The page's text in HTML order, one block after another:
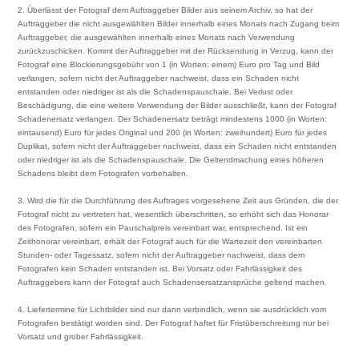
2. Überlässt der Fotograf dem Auftraggeber Bilder aus seinem Archiv, so hat der
Auftraggeber die nicht ausgewählten Bilder innerhalb eines Monats nach Zugang beim
Auftraggeber, die ausgewählten innerhalb eines Monats nach Verwendung
zurückzuschicken. Kommt der Auftraggeber mit der Rücksendung in Verzug, kann der
Fotograf eine Blockierungsgebühr von 1 (in Worten: einem) Euro pro Tag und Bild
verlangen, sofern nicht der Auftraggeber nachweist, dass ein Schaden nicht
entstanden oder niedriger ist als die Schadenspauschale. Bei Verlust oder
Beschädigung, die eine weitere Verwendung der Bilder ausschließt, kann der Fotograf
Schadenersatz verlangen. Der Schadenersatz beträgt mindestens 1000 (in Worten:
eintausend) Euro für jedes Original und 200 (in Worten: zweihundert) Euro für jedes
Duplikat, sofern nicht der Auftraggeber nachweist, dass ein Schaden nicht entstanden
oder niedriger ist als die Schadenspauschale. Die Geltendmachung eines höheren
Schadens bleibt dem Fotografen vorbehalten.
3. Wird die für die Durchführung des Auftrages vorgesehene Zeit aus Gründen, die der
Fotograf nicht zu vertreten hat, wesentlich überschritten, so erhöht sich das Honorar
des Fotografen, sofern ein Pauschalpreis vereinbart war, entsprechend. Ist ein
Zeithonorar vereinbart, erhält der Fotograf auch für die Wartezeit den vereinbarten
Stunden- oder Tagessatz, sofern nicht der Auftraggeber nachweist, dass dem
Fotografen kein Schaden entstanden ist. Bei Vorsatz oder Fahrlässigkeit des
Auftraggebers kann der Fotograf auch Schadensersatzansprüche geltend machen.
4. Liefertermine für Lichtbilder sind nur dann verbindlich, wenn sie ausdrücklich vom
Fotografen bestätigt worden sind. Der Fotograf haftet für Fristüberschreitung nur bei
Vorsatz und grober Fahrlässigkeit.